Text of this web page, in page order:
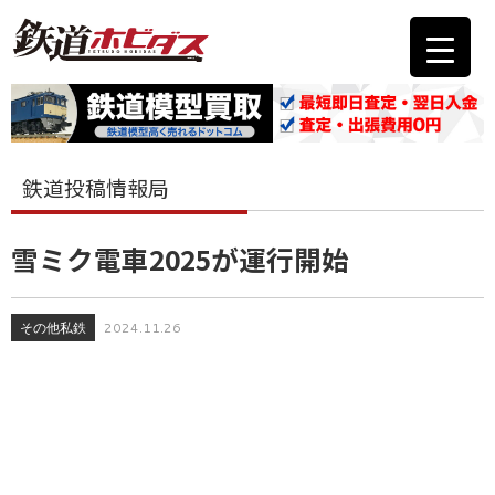
鉄道投稿情報局
雪ミク電車2025が運行開始
その他私鉄 2024.11.26